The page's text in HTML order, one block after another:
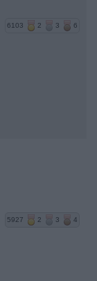
6103 2 3 6
5927 2 3 4